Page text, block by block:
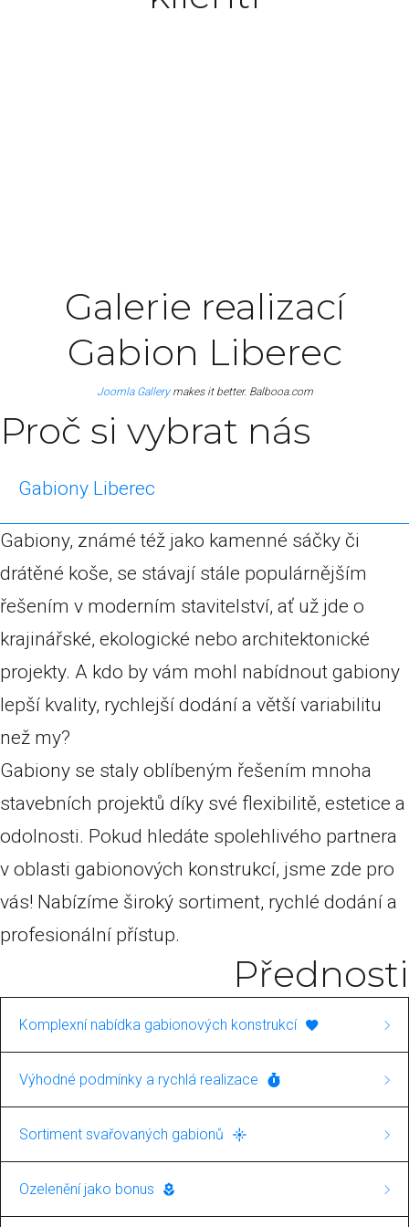
Galerie realizací
Gabion Liberec
Joomla Gallerymakes it better. Balbooa.com
Proč si vybrat nás
Gabiony Liberec
Gabiony, známé též jako kamenné sáčky či
drátěné koše, se stávají stále populárnějším
řešením v moderním stavitelství, ať už jde o
krajinářské, ekologické nebo architektonické
projekty. A kdo by vám mohl nabídnout gabiony
lepší kvality, rychlejší dodání a větší variabilitu
než my?
Gabiony se staly oblíbeným řešením mnoha
stavebních projektů díky své flexibilitě, estetice a
odolnosti. Pokud hledáte spolehlivého partnera
v oblasti gabionových konstrukcí, jsme zde pro
vás! Nabízíme široký sortiment, rychlé dodání a
profesionální přístup.
Přednosti
Komplexní nabídka gabionových konstrukcí
Naše společnost se specializuje na výstavbu
gabionových konstrukcí. V rámci této služby
nabízíme jak svařované, tak i pletené gabiony.
To zajišťuje širokou škálu aplikací, od
jednoduchých dekorativních prvků až po
Výhodné podmínky a rychlá realizace
Ponosíme se rychlými dodacími lhůtami a
nabízíme výrobky za skvělé ceny. Pro nás je
důležitá nejen kvalita, ale i spokojenost
zákazníků s cenovou nabídkou a rychlostí
Sortiment svařovaných gabionů
Máte zájem o svařované gabiony? U nás najdete
kompletní nabídku těchto výrobků, vhodných
Ozelenění jako bonus